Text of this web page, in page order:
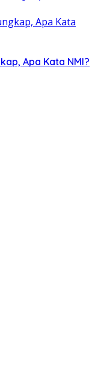
Apa Kata NMI?